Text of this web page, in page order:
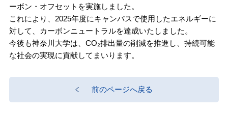
ーボン・オフセットを実施しました。
これにより、2025年度にキャンパスで使用したエネルギーに
対して、カーボンニュートラルを達成いたしました。
今後も神奈川大学は、CO₂排出量の削減を推進し、持続可能
な社会の実現に貢献してまいります。
前のページへ戻る